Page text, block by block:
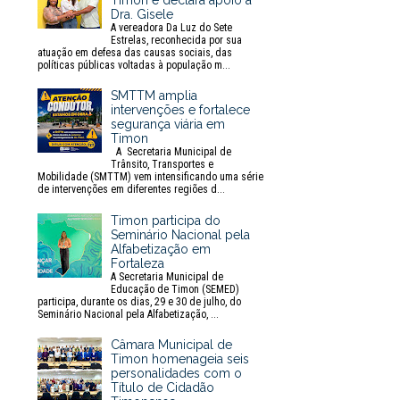
Dra. Gisele
A vereadora Da Luz do Sete
Estrelas, reconhecida por sua
atuação em defesa das causas sociais, das
políticas públicas voltadas à população m...
SMTTM amplia
intervenções e fortalece
segurança viária em
Timon
A Secretaria Municipal de
Trânsito, Transportes e
Mobilidade (SMTTM) vem intensificando uma série
de intervenções em diferentes regiões d...
Timon participa do
Seminário Nacional pela
Alfabetização em
Fortaleza
A Secretaria Municipal de
Educação de Timon (SEMED)
participa, durante os dias, 29 e 30 de julho, do
Seminário Nacional pela Alfabetização, ...
Câmara Municipal de
Timon homenageia seis
personalidades com o
Título de Cidadão